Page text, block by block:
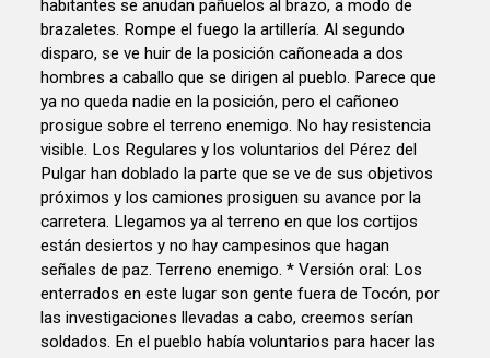
habitantes se anudan pañuelos al brazo, a modo de
brazaletes. Rompe el fuego la artillería. Al segundo
disparo, se ve huir de la posición cañoneada a dos
hombres a caballo que se dirigen al pueblo. Parece que
ya no queda nadie en la posición, pero el cañoneo
prosigue sobre el terreno enemigo. No hay resistencia
visible. Los Regulares y los voluntarios del Pérez del
Pulgar han doblado la parte que se ve de sus objetivos
próximos y los camiones prosiguen su avance por la
carretera. Llegamos ya al terreno en que los cortijos
están desiertos y no hay campesinos que hagan
señales de paz. Terreno enemigo. * Versión oral: Los
enterrados en este lugar son gente fuera de Tocón, por
las investigaciones llevadas a cabo, creemos serían
soldados. En el pueblo había voluntarios para hacer las